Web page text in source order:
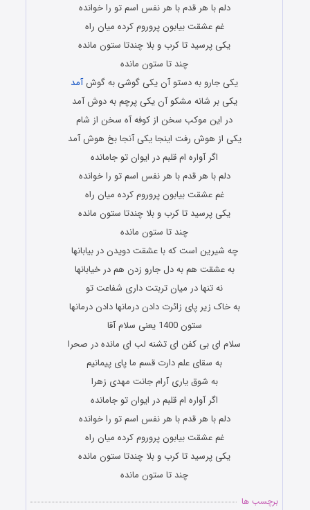
دلم با هر قدم با هر نفس اسم تو را خوانده
غم عشقت بیابون پروروم کرده میان راه
یکی پرسید تا کرب و بلا چندتا ستون مانده
چند تا ستون مانده
یکی جارو به دستو آن یکی گوشی به گوشآمد
یکی بر شانه مشکو آن یکی پرچم به دوش آمد
در این موکب سخن از کوفه آه سخن از شام
یکی از هوش رفت اینجا یکی آنجا بخ هوش آمد
اگر آواره ام قلبم در ایوان تو جامانده
دلم با هر قدم با هر نفس اسم تو را خوانده
غم عشقت بیابون پروروم کرده میان راه
یکی پرسید تا کرب و بلا چندتا ستون مانده
چند تا ستون مانده
چه شیرین است که با عشقت دویدن در بیابانها
به عشقت هم به دل جارو زدن هم در خیابانها
نه تنها در میان تربتت داری شفاعت تو
به خاک زیر پای زائرت دادن درمانها دادن درمانها
ستون 1400 یعنی سلام آقا
سلام ای بی کفن ای تشنه لب ای مانده در صحرا
به سقای علم دارت قسم ما پای پیمانیم
به شوق یاری آرام جانت مهدی زهرا
اگر آواره ام قلبم در ایوان تو جامانده
دلم با هر قدم با هر نفس اسم تو را خوانده
غم عشقت بیابون پروروم کرده میان راه
یکی پرسید تا کرب و بلا چندتا ستون مانده
چند تا ستون مانده
برچسب ها